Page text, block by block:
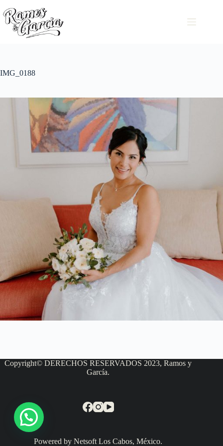
IMG_0188
Copyright© DERECHOS RESERVADOS 2023, Ramos y
García.
Powered by Netsoft Los Cabos, México.